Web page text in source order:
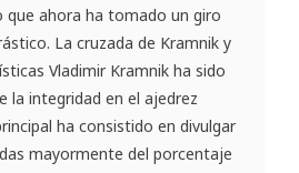
que ahora ha tomado un giro
La cruzada de Kramnik y
Vladimir Kramnik ha sido
la integridad en el ajedrez
ha consistido en divulgar
mayormente del porcentaje